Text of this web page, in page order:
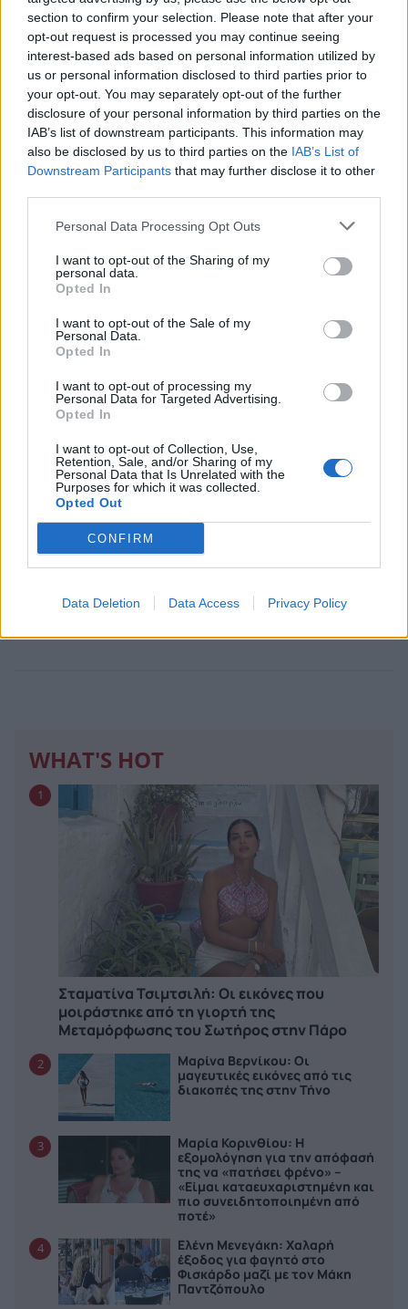
section to confirm your selection. Please note that after your
opt-out request is processed you may continue seeing
interest-based ads based on personal information utilized by
us or personal information disclosed to third parties prior to
your opt-out. You may separately opt-out of the further
disclosure of your personal information by third parties on the
IAB’s list of downstream participants. This information may
also be disclosed by us to third parties on the IAB’s List of
Downstream Participants that may further disclose it to other
Personal Data Processing Opt Outs
I want to opt-out of the Sharing of my
personal data.
Opted In
I want to opt-out of the Sale of my
Personal Data.
Opted In
I want to opt-out of processing my
Personal Data for Targeted Advertising.
Opted In
I want to opt-out of Collection, Use,
Retention, Sale, and/or Sharing of my
Personal Data that Is Unrelated with the
Purposes for which it was collected.
Opted Out
CONFIRM
Data Deletion Data Access Privacy Policy
Η Δούκισσα Νομικού προτίμησε την
ωραιότερη γήινη απόχρωση κραγιόν
ΟΜΟΡΦΙΑ
Το tip της Δούκισσας Νομικού για ζουμερά
WHAT'S HOT
1
Σταματίνα Τσιμτσιλή: Οι εικόνες που
μοιράστηκε από τη γιορτή της
Μεταμόρφωσης του Σωτήρος στην Πάρο
2
Μαρίνα Βερνίκου: Οι
μαγευτικές εικόνες από τις
διακοπές της στην Τήνο
3
Μαρία Κορινθίου: Η
εξομολόγηση για την απόφασή
της να «πατήσει φρένο» –
«Είμαι καταευχαριστημένη και
πιο συνειδητοποιημένη από
ποτέ»
4
Ελένη Μενεγάκη: Χαλαρή
έξοδος για φαγητό στο
Φισκάρδο μαζί με τον Μάκη
Παντζόπουλο